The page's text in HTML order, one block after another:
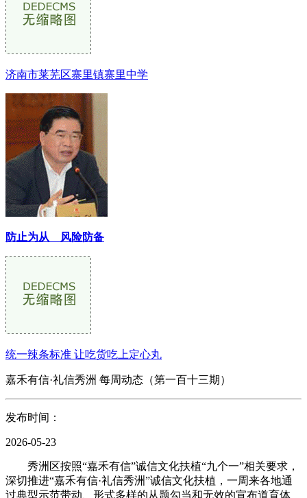
济南市莱芜区寨里镇寨里中学
防止为从 风险防备
统一辣条标准 让吃货吃上定心丸
嘉禾有信·礼信秀洲 每周动态（第一百十三期）
发布时间：
2026-05-23
秀洲区按照“嘉禾有信”诚信文化扶植“九个一”相关要求，
深切推进“嘉禾有信·礼信秀洲”诚信文化扶植，一周来各地通
过典型示范带动、形式多样的从题勾当和无效的宣布道育体